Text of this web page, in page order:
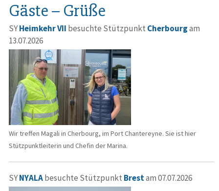
Gäste – Grüße
SYHeimkehr VII besuchte Stützpunkt Cherbourgam
13.07.2026
Wir treffen Magali in Cherbourg, im Port Chantereyne. Sie ist hier
Stützpunktleiterin und Chefin der Marina.
SYNYALAbesuchte Stützpunkt Brestam 07.07.2026